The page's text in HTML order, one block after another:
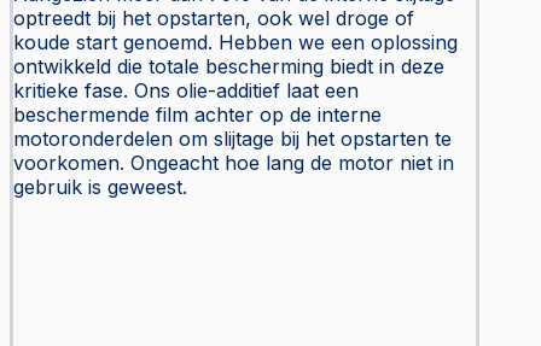
optreedt bij het opstarten, ook wel droge of
koude start genoemd. Hebben we een oplossing
ontwikkeld die totale bescherming biedt in deze
kritieke fase. Ons olie-additief laat een
beschermende film achter op de interne
motoronderdelen om slijtage bij het opstarten te
voorkomen. Ongeacht hoe lang de motor niet in
gebruik is geweest.